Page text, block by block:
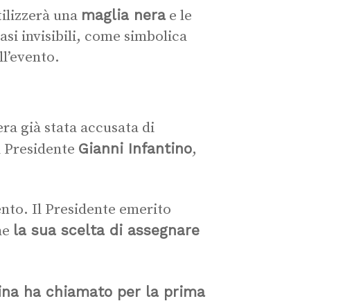
una maglia nera e le
invisibili, come simbolica
già stata accusata di
Gianni Infantino,
Il Presidente emerito
la sua scelta di assegnare
ha chiamato per la prima